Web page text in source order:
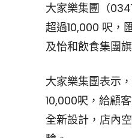
大家樂集團（
超過10,000 呎，
及怡和飲食集團
大家樂集團表示
10,000呎，給顧
全新設計，店內